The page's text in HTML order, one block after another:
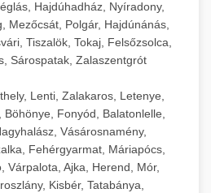
Hajdúhadház, Nyíradony,
Mezőcsát, Polgár, Hajdúnánás,
Tiszalök, Tokaj, Felsőzsolca,
Sárospatak, Zalaszentgrót
Lenti, Zalakaros, Letenye,
Böhönye, Fonyód, Balatonlelle,
Vásárosnamény,
Fehérgyarmat, Máriapócs,
Várpalota, Ajka, Herend, Mór,
Kisbér, Tatabánya,